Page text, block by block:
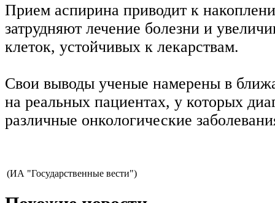
Прием аспирина приводит к
затрудняют лечение болезни и
клеток, устойчивых к лекарствам.
Свои выводы ученые намерены в
на реальных пациентах, у которых
различные онкологические
(ИА "Государственные вести")